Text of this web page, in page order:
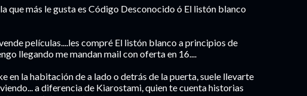
que más le gusta es Código Desconocido ó El listón blanco
películas....les compré El listón blanco a principios de
llegando me mandan mail con oferta en 16....
en la habitación de a lado o detrás de la puerta, suele llevarte
a diferencia de Kiarostami, quien te cuenta historias